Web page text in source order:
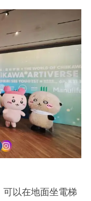
– 打卡位！旋轉木
月 2
日
港
玩
生
以在地面坐電梯